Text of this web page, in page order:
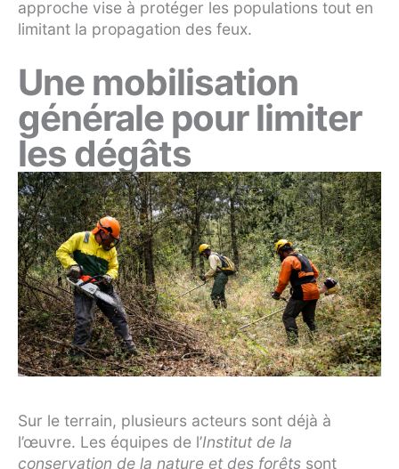
approche vise à protéger les populations tout en
limitant la propagation des feux.
Une mobilisation
générale pour limiter
les dégâts
Sur le terrain, plusieurs acteurs sont déjà à
l’œuvre. Les équipes de l’Institut de la
conservation de la nature et des forêts sont